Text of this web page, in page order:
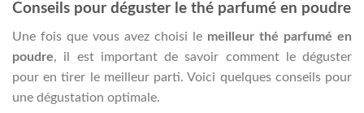
Conseils pour déguster le thé parfumé en poudre
Une fois que vous avez choisi le meilleur thé parfumé en
poudre, il est important de savoir comment le déguster
pour en tirer le meilleur parti. Voici quelques conseils pour
une dégustation optimale.